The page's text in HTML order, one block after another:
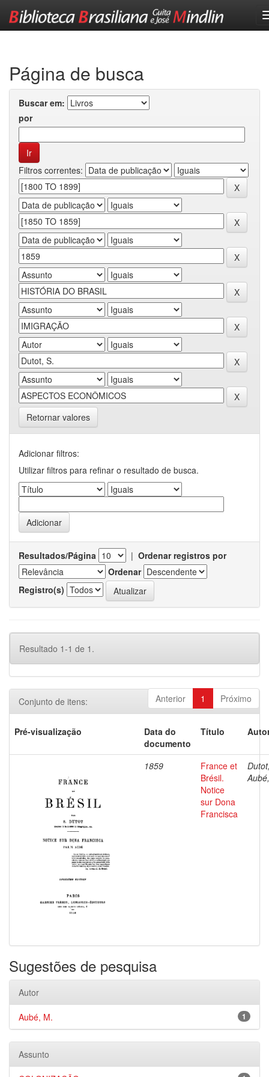
Página de busca
Buscar em:
por
Filtros correntes:
Retornar valores
Adicionar filtros:
Utilizar filtros para refinar o resultado de busca.
Resultados/Página | Ordenar registros por
Ordenar
Registro(s)
Resultado 1-1 de 1.
Anterior 1 Próximo
Conjunto de itens:
Pré-visualização
Data do
documento
Título
1859
France et
Brésil.
Notice
sur Dona
Francisca
Sugestões de pesquisa
Autor
1
Aubé, M.
Assunto